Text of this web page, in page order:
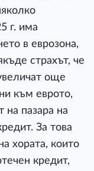
г. има
в еврозона,
страхът, че
още
към еврото,
на пазара на
За това
хората, които
кредит,